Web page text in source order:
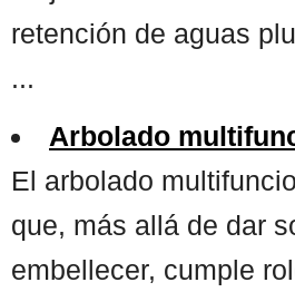
retención de aguas
...
Arbolado
El arbolado
que, más allá de dar
embellecer, cumple